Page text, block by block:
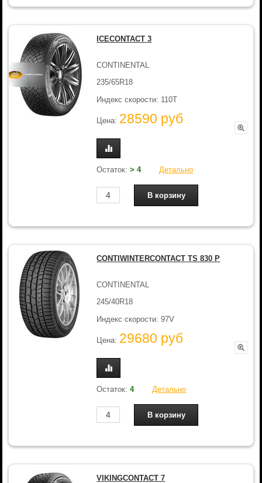
ICECONTACT 3
CONTINENTAL
235/65R18
Индекс скорости: 110T
Цена: 28590 руб
Остаток:> 4 Детально
CONTIWINTERCONTACT TS 830 P
CONTINENTAL
245/40R18
Индекс скорости: 97V
Цена: 29680 руб
Остаток:4 Детально
VIKINGCONTACT 7